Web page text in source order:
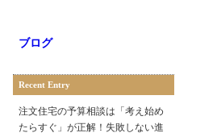
ブログ
Recent Entry
注文住宅の予算相談は「考え始め
たらすぐ」が正解！失敗しない進